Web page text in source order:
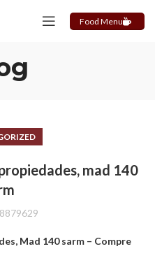
Food Menu
mad 140
Mad 140 sarm – Compre